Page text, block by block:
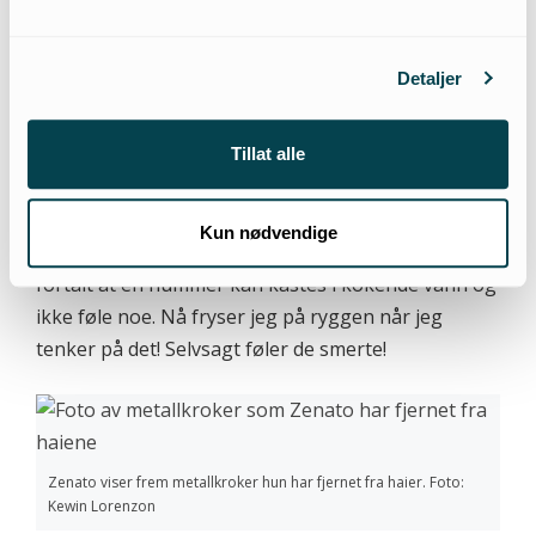
Detaljer
Tillat alle
Kun nødvendige
fjernet kroker skulle bli for bevaringsarbeidet mitt.
Det har endret folks oppfatning av haier; mange
har fortalt meg at de vil være med og hjelpe haier,
at de ikke hadde tenkt på at haier og fisker føler
smerte. Og jeg kjenner meg igjen – jeg ble fortalt at
fisker ikke følte smerte da jeg vokste opp. Jeg ble
fortalt at en hummer kan kastes i kokende vann og
ikke føle noe. Nå fryser jeg på ryggen når jeg
tenker på det! Selvsagt føler de smerte!
Zenato viser frem metallkroker hun har fjernet fra haier. Foto:
Kewin Lorenzon